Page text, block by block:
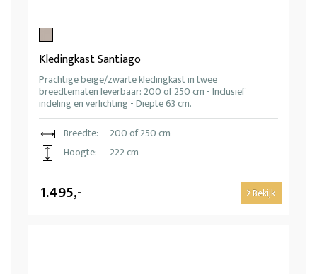
Kledingkast Santiago
Prachtige beige/zwarte kledingkast in twee
breedtematen leverbaar: 200 of 250 cm - Inclusief
indeling en verlichting - Diepte 63 cm.
Breedte:
200 of 250 cm
Hoogte:
222 cm
1.495,- Bekijk